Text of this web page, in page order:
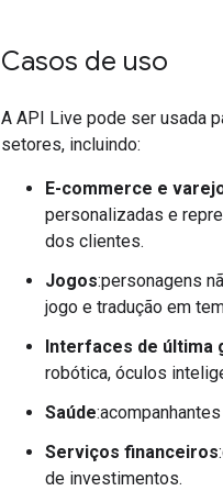
Casos de uso
A API Live pode ser usada
setores, incluindo:
E-commerce e
personalizadas e
dos clientes.
Jogos:personagens
jogo e tradução em
Interfaces de última
robótica, óculos
Saúde
Serviços financeiros
de investimentos.